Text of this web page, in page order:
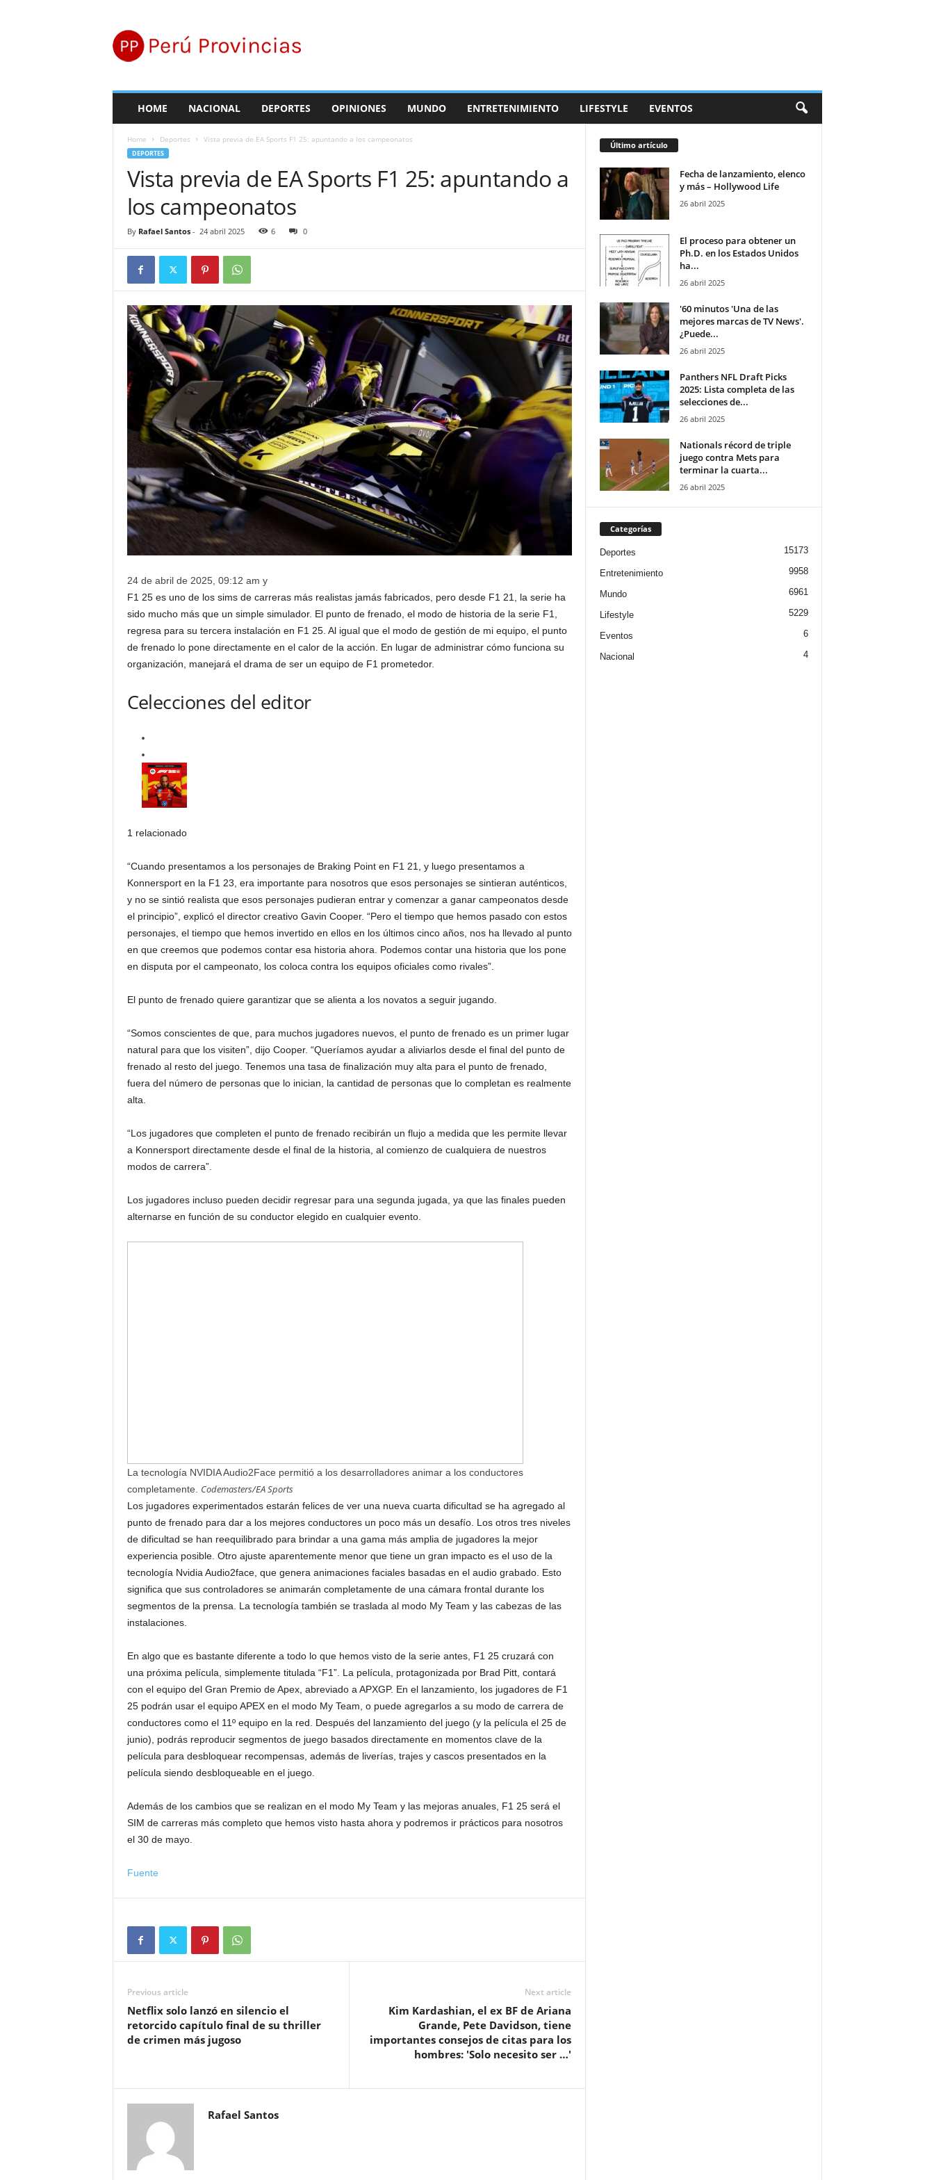
r
ú
HOME NACIONAL DEPORTES OPINIONES MUNDO ENTRETENIMIENTO LIFESTYLE EVENTOS
Home Deportes Vista previa de EA Sports F1 25: apuntando a los campeonatos
DEPORTES
Vista previa de EA Sports F1 25: apuntando a
los campeonatos
By Rafael Santos- 24 abril 2025 6 0
24 de abril de 2025, 09:12 am y
F1 25 es uno de los sims de carreras más realistas jamás fabricados, pero desde F1 21, la serie ha
sido mucho más que un simple simulador. El punto de frenado, el modo de historia de la serie F1,
regresa para su tercera instalación en F1 25. Al igual que el modo de gestión de mi equipo, el punto
de frenado lo pone directamente en el calor de la acción. En lugar de administrar cómo funciona su
organización, manejará el drama de ser un equipo de F1 prometedor.
Celecciones del editor
1 relacionado
“Cuando presentamos a los personajes de Braking Point en F1 21, y luego presentamos a
Konnersport en la F1 23, era importante para nosotros que esos personajes se sintieran auténticos,
y no se sintió realista que esos personajes pudieran entrar y comenzar a ganar campeonatos desde
el principio”, explicó el director creativo Gavin Cooper. “Pero el tiempo que hemos pasado con estos
personajes, el tiempo que hemos invertido en ellos en los últimos cinco años, nos ha llevado al punto
en que creemos que podemos contar esa historia ahora. Podemos contar una historia que los pone
en disputa por el campeonato, los coloca contra los equipos oficiales como rivales”.
El punto de frenado quiere garantizar que se alienta a los novatos a seguir jugando.
“Somos conscientes de que, para muchos jugadores nuevos, el punto de frenado es un primer lugar
natural para que los visiten”, dijo Cooper. “Queríamos ayudar a aliviarlos desde el final del punto de
frenado al resto del juego. Tenemos una tasa de finalización muy alta para el punto de frenado,
fuera del número de personas que lo inician, la cantidad de personas que lo completan es realmente
alta.
“Los jugadores que completen el punto de frenado recibirán un flujo a medida que les permite llevar
a Konnersport directamente desde el final de la historia, al comienzo de cualquiera de nuestros
modos de carrera”.
Los jugadores incluso pueden decidir regresar para una segunda jugada, ya que las finales pueden
alternarse en función de su conductor elegido en cualquier evento.
La tecnología NVIDIA Audio2Face permitió a los desarrolladores animar a los conductores
completamente. Codemasters/EA Sports
Los jugadores experimentados estarán felices de ver una nueva cuarta dificultad se ha agregado al
punto de frenado para dar a los mejores conductores un poco más un desafío. Los otros tres niveles
de dificultad se han reequilibrado para brindar a una gama más amplia de jugadores la mejor
experiencia posible. Otro ajuste aparentemente menor que tiene un gran impacto es el uso de la
tecnología Nvidia Audio2face, que genera animaciones faciales basadas en el audio grabado. Esto
significa que sus controladores se animarán completamente de una cámara frontal durante los
segmentos de la prensa. La tecnología también se traslada al modo My Team y las cabezas de las
instalaciones.
En algo que es bastante diferente a todo lo que hemos visto de la serie antes, F1 25 cruzará con
una próxima película, simplemente titulada “F1”. La película, protagonizada por Brad Pitt, contará
con el equipo del Gran Premio de Apex, abreviado a APXGP. En el lanzamiento, los jugadores de F1
25 podrán usar el equipo APEX en el modo My Team, o puede agregarlos a su modo de carrera de
conductores como el 11º equipo en la red. Después del lanzamiento del juego (y la película el 25 de
junio), podrás reproducir segmentos de juego basados ​​directamente en momentos clave de la
película para desbloquear recompensas, además de liverías, trajes y cascos presentados en la
película siendo desbloqueable en el juego.
Además de los cambios que se realizan en el modo My Team y las mejoras anuales, F1 25 será el
SIM de carreras más completo que hemos visto hasta ahora y podremos ir prácticos para nosotros
el 30 de mayo.
Fuente
Previous article
Netflix solo lanzó en silencio el
retorcido capítulo final de su thriller
de crimen más jugoso
Next article
Kim Kardashian, el ex BF de Ariana
Grande, Pete Davidson, tiene
importantes consejos de citas para los
hombres: 'Solo necesito ser …'
Rafael Santos
Último artículo
Fecha de lanzamiento, elenco
y más – Hollywood Life
26 abril 2025
El proceso para obtener un
Ph.D. en los Estados Unidos
ha...
26 abril 2025
'60 minutos 'Una de las
mejores marcas de TV News'.
¿Puede...
26 abril 2025
Panthers NFL Draft Picks
2025: Lista completa de las
selecciones de...
26 abril 2025
Nationals récord de triple
juego contra Mets para
terminar la cuarta...
26 abril 2025
Categorías
Deportes 15173
Entretenimiento 9958
Mundo 6961
Lifestyle 5229
Eventos 6
Nacional 4